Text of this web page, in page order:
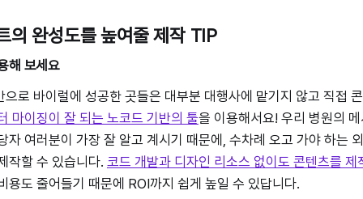
의 완성도를 높여줄 제작 TIP
해 보세요
으로 바이럴에 성공한 곳들은 대부분 대행사에 맡기지 않고 직접
마이징이 잘 되는 노코드 기반의 툴을 이용해서요! 우리 병원의
자 여러분이 가장 잘 알고 계시기 때문에, 수차례 오고 가야 하는
작할 수 있습니다. 코드 개발과 디자인 리소스 없이도 콘텐츠를 제
용도 줄어들기 때문에 ROI까지 쉽게 높일 수 있답니다.